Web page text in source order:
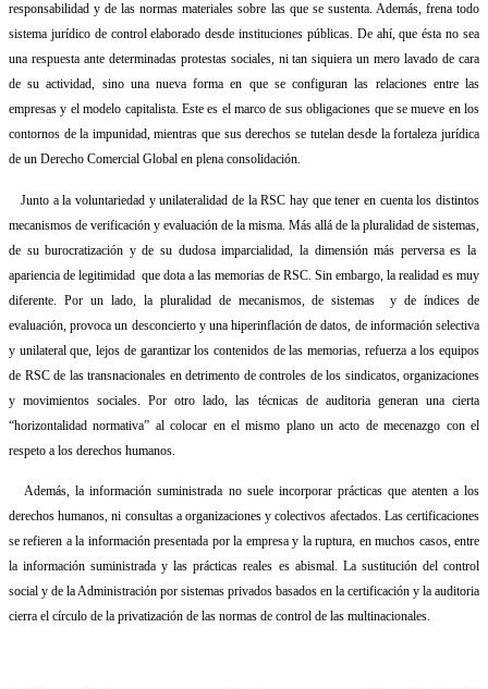
responsabilidad y de las normas materiales sobre las que se sustenta. Además, frena todo
sistema jurídico de control elaborado desde instituciones públicas. De ahí, que ésta no sea
una respuesta ante determinadas protestas sociales, ni tan siquiera un mero lavado de cara
de su actividad, sino una nueva forma en que se configuran las relaciones entre las
empresas y el modelo capitalista. Este es el marco de sus obligaciones que se mueve en los
contornos de la impunidad, mientras que sus derechos se tutelan desde la fortaleza jurídica
de un Derecho Comercial Global en plena consolidación.
Junto a la voluntariedad y unilateralidad de la RSC hay que tener en cuenta los distintos
mecanismos de verificación y evaluación de la misma. Más allá de la pluralidad de sistemas,
de su burocratización y de su dudosa imparcialidad, la dimensión más perversa es la
apariencia de legitimidad que dota a las memorias de RSC. Sin embargo, la realidad es muy
diferente. Por un lado, la pluralidad de mecanismos, de sistemas
y de índices de
evaluación, provoca un desconcierto y una hiperinflación de datos, de información selectiva
y unilateral que, lejos de garantizar los contenidos de las memorias, refuerza a los equipos
de RSC de las transnacionales en detrimento de controles de los sindicatos, organizaciones
y movimientos sociales. Por otro lado, las técnicas de auditoria generan una cierta
“horizontalidad normativa” al colocar en el mismo plano un acto de mecenazgo con el
respeto a los derechos humanos.
Además, la información suministrada no suele incorporar prácticas que atenten a los
derechos humanos, ni consultas a organizaciones y colectivos afectados. Las certificaciones
se refieren a la información presentada por la empresa y la ruptura, en muchos casos, entre
la información suministrada y las prácticas reales es abismal. La sustitución del control
social y de la Administración por sistemas privados basados en la certificación y la auditoria
cierra el círculo de la privatización de las normas de control de las multinacionales.